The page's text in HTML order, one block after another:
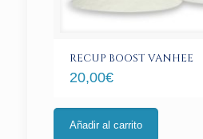
RECUP BOOST VANHEE
20,00€
Añadir al carrito